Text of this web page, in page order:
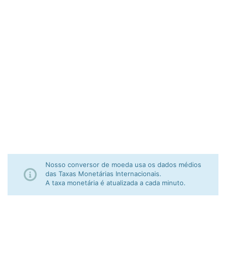
Nosso conversor de moeda usa os dados médios
das Taxas Monetárias Internacionais.
A taxa monetária é atualizada a cada minuto.